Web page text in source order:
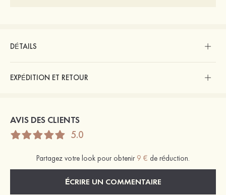
DÉTAILS
EXPÉDITION ET RETOUR
AVIS DES CLIENTS
5.0
Partagez votre look pour obtenir 9 € de réduction.
ÉCRIRE UN COMMENTAIRE